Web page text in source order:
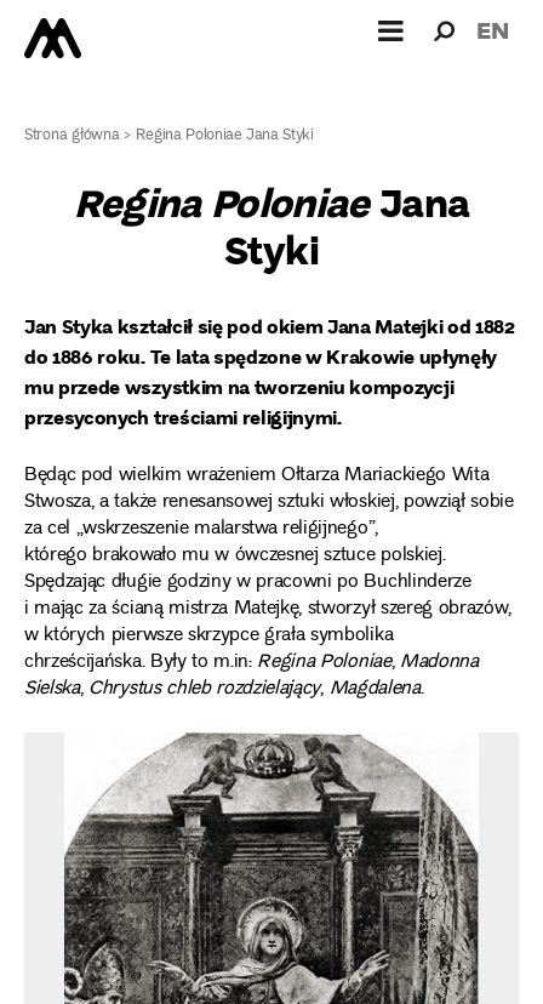
dla: EN
Strona główna> Regina Poloniae Jana Styki
Regina PoloniaeJana
Styki
Jan Styka kształcił się pod okiem Jana Matejki od 1882
do 1886 roku. Te lata spędzone w Krakowie upłynęły
mu przede wszystkim na tworzeniu kompozycji
przesyconych treściami religijnymi.
Będąc pod wielkim wrażeniem Ołtarza Mariackiego Wita
Stwosza, a także renesansowej sztuki włoskiej, powziął sobie
za cel „wskrzeszenie malarstwa religijnego”,
którego brakowało mu w ówczesnej sztuce polskiej.
Spędzając długie godziny w pracowni po Buchlinderze
i mając za ścianą mistrza Matejkę, stworzył szereg obrazów,
w których pierwsze skrzypce grała symbolika
chrześcijańska. Były to m.in:Regina Poloniae,Madonna
Sielska,Chrystus chleb rozdzielający, Magdalena.